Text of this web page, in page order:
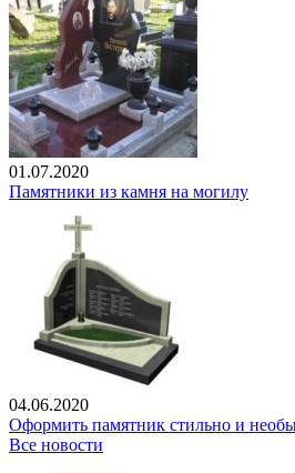
01.07.2020
Памятники из камня на могилу
04.06.2020
Оформить памятник стильно и
Все новости